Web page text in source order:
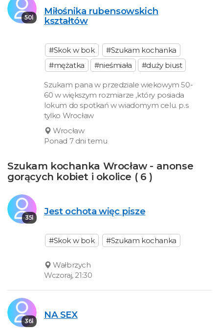
50l
Miłośnika rubensowskich
kształtów
#Skok w bok
#Szukam kochanka
#mężatka
#nieśmiała #duży biust
Szukam pana w przedziale wiekowym 50-
60 w większym rozmiarze ,który posiada
lokum do spotkań w wiadomym celu. p.s
tylko Wrocław
Wrocław
Ponad 7 dni temu
Szukam kochanka Wrocław - anonse
gorących kobiet i okolice ( 6 )
35l
Jest ochota więc pisze
#Skok w bok #Szukam kochanka
Wałbrzych
Wczoraj, 21:30
36l
NA SEX